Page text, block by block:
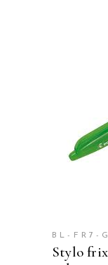
BL-FR7-G
stylo frixion ball pilot 0.7 vert